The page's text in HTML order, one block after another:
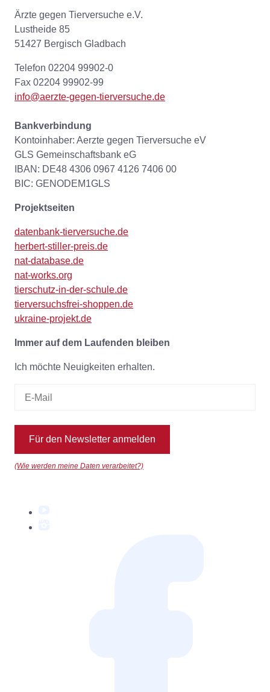
Ärzte gegen Tierversuche e.V.
Lustheide 85
51427 Bergisch Gladbach
Telefon 02204 99902-0
Fax 02204 99902-99
info@aerzte-gegen-tierversuche.de
Bankverbindung
Kontoinhaber: Aerzte gegen Tierversuche eV
GLS Gemeinschaftsbank eG
IBAN: DE48 4306 0967 4126 7406 00
BIC: GENODEM1GLS
Projektseiten
datenbank-tierversuche.de
herbert-stiller-preis.de
nat-database.de
nat-works.org
tierschutz-in-der-schule.de
tierversuchsfrei-shoppen.de
ukraine-projekt.de
Immer auf dem Laufenden bleiben
Ich möchte Neuigkeiten erhalten.
Für den Newsletter anmelden
(Wie werden meine Daten verarbeitet?)